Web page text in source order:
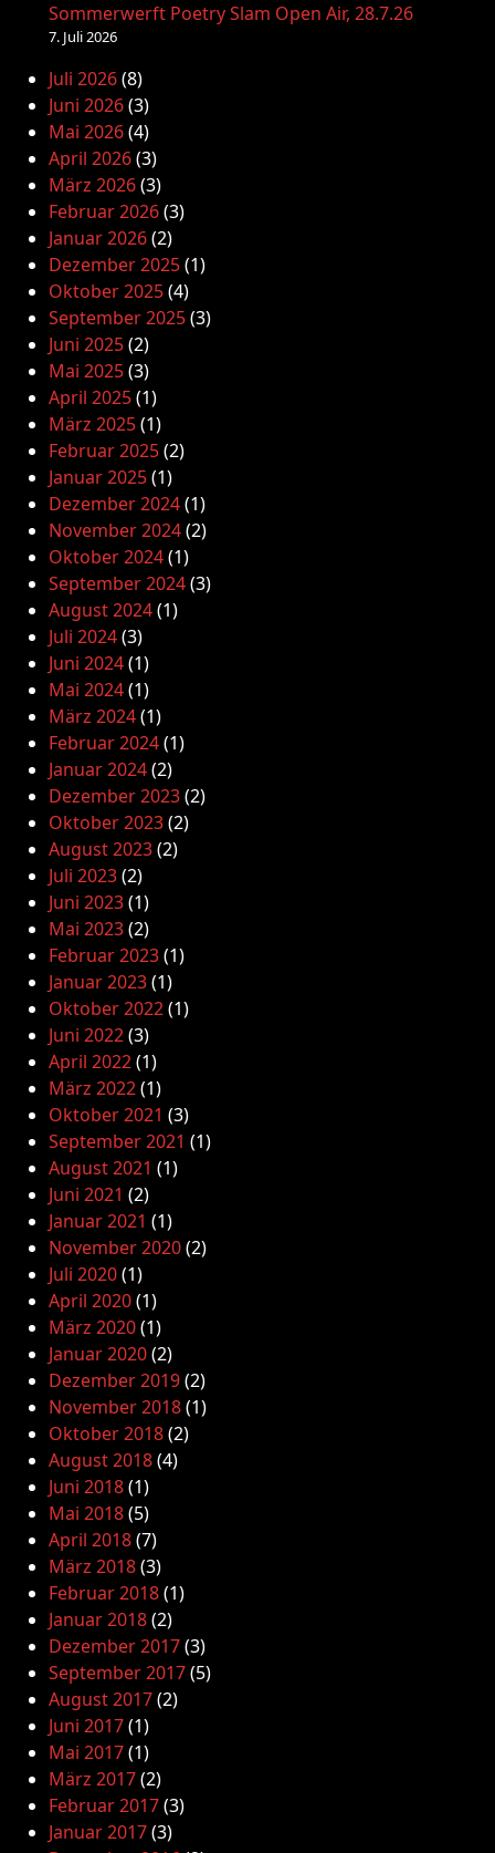
Sommerwerft Poetry Slam Open Air, 28.7.26
7. Juli 2026
Juli 2026(8)
Juni 2026(3)
Mai 2026(4)
April 2026(3)
März 2026(3)
Februar 2026(3)
Januar 2026(2)
Dezember 2025(1)
Oktober 2025(4)
September 2025(3)
Juni 2025(2)
Mai 2025(3)
April 2025(1)
März 2025(1)
Februar 2025(2)
Januar 2025(1)
Dezember 2024(1)
November 2024(2)
Oktober 2024(1)
September 2024(3)
August 2024(1)
Juli 2024(3)
Juni 2024(1)
Mai 2024(1)
März 2024(1)
Februar 2024(1)
Januar 2024(2)
Dezember 2023(2)
Oktober 2023(2)
August 2023(2)
Juli 2023(2)
Juni 2023(1)
Mai 2023(2)
Februar 2023(1)
Januar 2023(1)
Oktober 2022(1)
Juni 2022(3)
April 2022(1)
März 2022(1)
Oktober 2021 (3)
September 2021 (1)
August 2021 (1)
Juni 2021 (2)
Januar 2021 (1)
November 2020(2)
Juli 2020(1)
April 2020(1)
März 2020(1)
Januar 2020(2)
Dezember 2019(2)
November 2018(1)
Oktober 2018(2)
August 2018(4)
Juni 2018(1)
Mai 2018(5)
April 2018(7)
März 2018(3)
Februar 2018(1)
Januar 2018(2)
Dezember 2017(3)
September 2017(5)
August 2017(2)
Juni 2017(1)
Mai 2017(1)
März 2017(2)
Februar 2017(3)
Januar 2017(3)